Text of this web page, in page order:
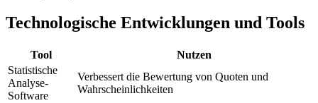
Technologische Entwicklungen und Tools
Tool
Nutzen
Statistische
Analyse-
Software
Verbessert die Bewertung von Quoten und
Wahrscheinlichkeiten